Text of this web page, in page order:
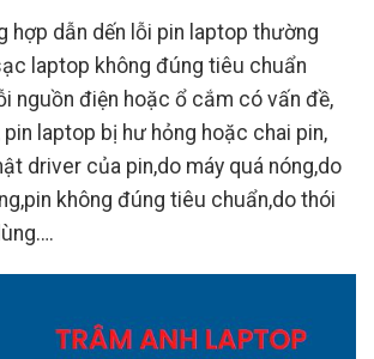
hợp dẫn dến lỗi pin laptop thường
laptop không đúng tiêu chuẩn
nguồn điện hoặc ổ cắm có vấn đề,
pin laptop bị hư hỏng hoặc chai pin,
driver của pin,do máy quá nóng,do
không đúng tiêu chuẩn,do thói